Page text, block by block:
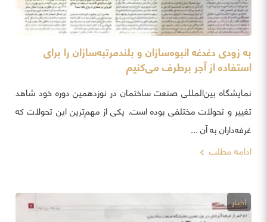
به زودی دغدغه انبوه‌سازان و بلندمرتبه‌سازان را برای
استفاده از آجر برطرف می‌کنیم
نمایشگاه بین‌المللی صنعت ساختمان در نوزدهمین دوره خود شاهد
تغییر و تحولات مختلفی بوده است. یکی از مهم‌ترین این تحولات که
غرفه‌داران به آن ...
ادامه مطلب
اخبار